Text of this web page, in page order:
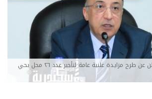
محافظة الإسكندرية تعلن عن طرح مزايدة علنية عامة لتأجير عدد ٢٦ محل بحي